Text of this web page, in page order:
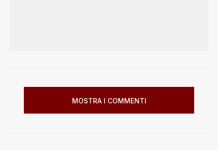
MOSTRA I COMMENTI